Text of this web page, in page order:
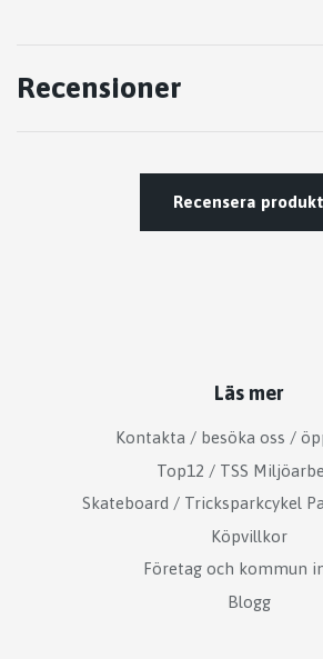
Recensioner
Recensera produkt
Läs mer
Kontakta / besöka oss /
Top12 / TSS
Skateboard / Tricksparkcykel
Köpvillkor
Företag och kommun
Blogg